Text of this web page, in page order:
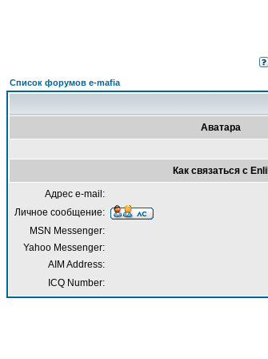
Список форумов e-mafia
Аватара
Как связаться с Enlil
Адрес e-mail:
Личное сообщение:
MSN Messenger:
Yahoo Messenger:
AIM Address:
ICQ Number: